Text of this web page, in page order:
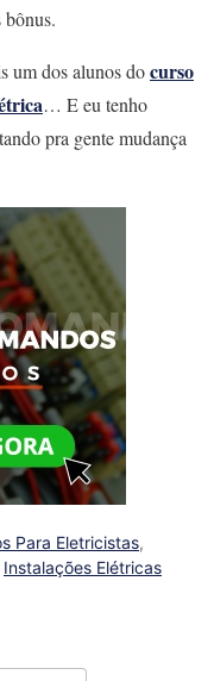
bônus.
um dos alunos docurso
… E eu tenho
pra gente mudança
Para Eletricistas,
Instalações Elétricas